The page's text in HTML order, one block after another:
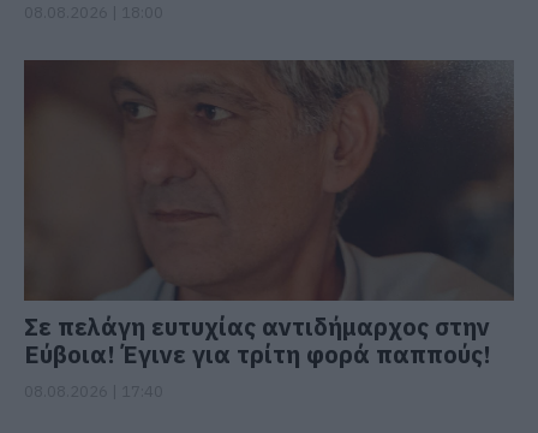
Σε πελάγη ευτυχίας αντιδήμαρχος στην
Εύβοια! Έγινε για τρίτη φορά παππούς!